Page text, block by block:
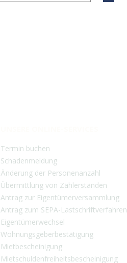
Termin buchen
Schadenmeldung
Änderung der Personenanzahl
Übermittlung von Zählerständen
Antrag zur Eigentümerversammlung
Antrag zum SEPA-Lastschriftverfahren
Eigentümerwechsel
Wohnungsgeberbestätigung
Mietbescheinigung
Mietschuldenfreiheitsbescheinigung